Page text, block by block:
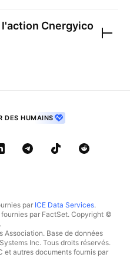
Cnergyico
DES HUMAINS
par ICE Data Services.
par FactSet. Copyright ©
Base de données
Inc. Tous droits réservés.
et autres documents fournis par